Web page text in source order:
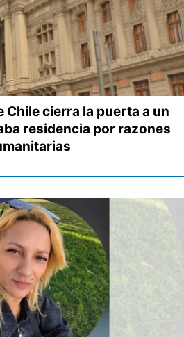
Chile cierra la puerta a un
residencia por razones